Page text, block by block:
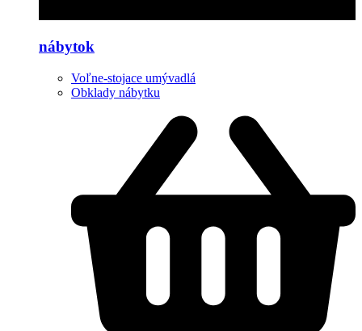
nábytok
Voľne-stojace umývadlá
Obklady nábytku